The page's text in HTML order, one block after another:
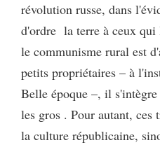
révolution russe, dans
d'ordre la terre à ceux
le communisme rural est
petits propriétaires – à
Belle époque –, il
les gros . Pour autant, ces
la culture républicaine,